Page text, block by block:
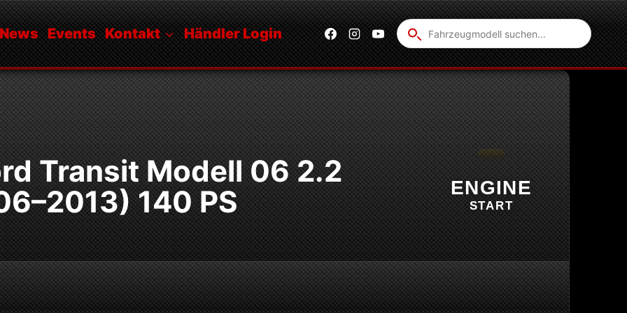
News Events Kontakt Händler Login
Fahrzeug
suchen
Transit Modell 06 2.2
140 PS
ENGINE
START